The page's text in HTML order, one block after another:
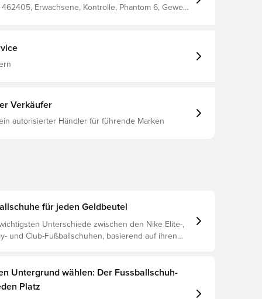
gibt an, dass die Farbe der Außensohle bei
462405, Erwachsene, Kontrolle, Phantom 6, Gewebt,
Verkäufer
autorisierter Händler für führende Marken
für jeden Geldbeutel
Unterschiede zwischen den Nike Elite-,
und Club-Fußballschuhen, basierend auf ihren
Untergrund wählen: Der Fussballschuh-
Platz